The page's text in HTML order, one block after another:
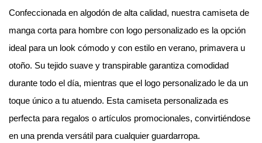
Confeccionada en algodón de alta calidad, nuestra camiseta de
manga corta para hombre con logo personalizado es la opción
ideal para un look cómodo y con estilo en verano, primavera u
otoño. Su tejido suave y transpirable garantiza comodidad
durante todo el día, mientras que el logo personalizado le da un
toque único a tu atuendo. Esta camiseta personalizada es
perfecta para regalos o artículos promocionales, convirtiéndose
en una prenda versátil para cualquier guardarropa.